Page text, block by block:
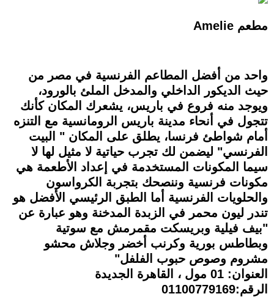
مطعم Amelie
واحد من أفضل المطاعم الفرنسية في مصر من
حيث الديكور الداخلي والمدخل الملئ بالورود،
ويوجد منه فروع في باريس، يشعرك المكان كأنك
تتجول في أنحاء مدينة باريس الرومانسية مع التنزه
أمام شواطئ فرنسا، يطلق على المكان " البيت
الفرنسي" ليضمن لك تجرب حياتية لا مثيل لها لا
سيما المكونات المستخدمة في إعداد الأطعمة هي
مكونات فرنسية وننصحك بتجربة الكرواسون
والحلويات الفرنسية أما الطبق الرئيسي الأفضل هو
تندر ليون محمر في الزبدة المدخنة وهو عبارة عن
"بيف فيلية وبريسكت مقمرمش مع سوتية
وبطاطس بورية وكرنب أخضر وجلاش محشو
مشروم وصوص حبوب الفلفل"
العنوان: 01 مول ، القاهرة الجديدة
الرقم:01100779169